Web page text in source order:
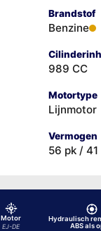
Brandstof
Benzine
989 CC
Motortype
Lijnmotor
Vermogen
56 pk / 41
Motor
EJ-DE
Hydraulisch
ABS als